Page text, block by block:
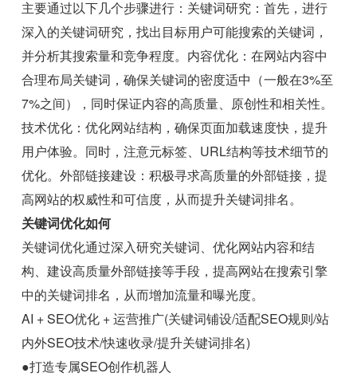
主要通过以下几个步骤进行：关键词研究：首先，进行
深入的关键词研究，找出目标用户可能搜索的关键词，
并分析其搜索量和竞争程度。内容优化：在网站内容中
合理布局关键词，确保关键词的密度适中（一般在3%至
7%之间），同时保证内容的高质量、原创性和相关性。
技术优化：优化网站结构，确保页面加载速度快，提升
用户体验。同时，注意元标签、URL结构等技术细节的
优化。外部链接建设：积极寻求高质量的外部链接，提
高网站的权威性和可信度，从而提升关键词排名。
关键词优化如何
关键词优化通过深入研究关键词、优化网站内容和结
构、建设高质量外部链接等手段，提高网站在搜索引擎
中的关键词排名，从而增加流量和曝光度。
AI + SEO优化 + 运营推广(关键词铺设/适配SEO规则/站
内外SEO技术/快速收录/提升关键词排名)
●打造专属SEO创作机器人